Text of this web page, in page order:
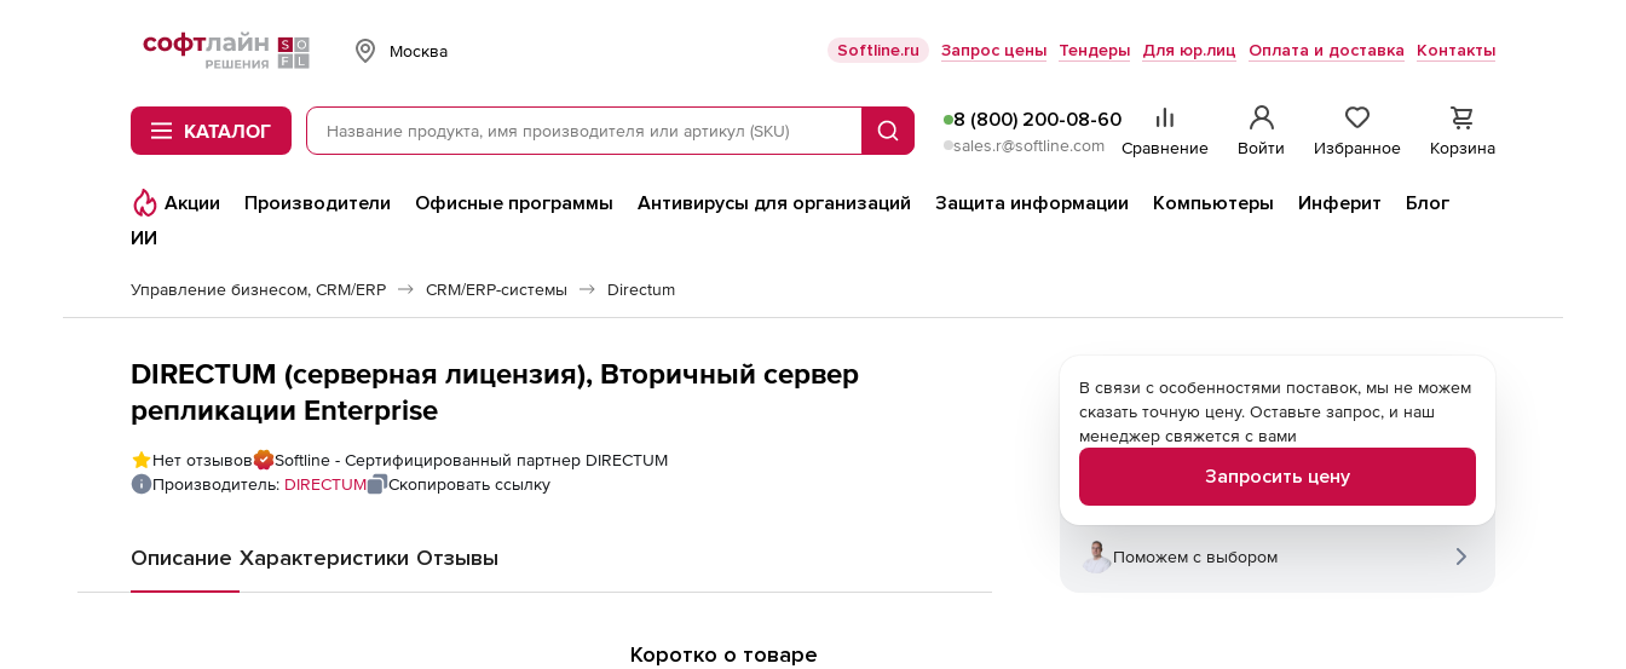
Softline
Москва Softline.ru Запрос цены Тендеры Для юр.лиц Оплата и доставка Контакты
КАТАЛОГ Поиск
8 (800) 200-08-60
sales.r@softline.com Сравнение Войти Избранное Корзина
Акции Производители Офисные программы Антивирусы для организаций Защита информации Компьютеры Инферит
Блог
ИИ
Управление бизнесом, CRM/ERP CRM/ERP-системы Directum
DIRECTUM (серверная лицензия), Вторичный сервер
репликации Enterprise
Нет отзывов
Softline - Сертифицированный партнер DIRECTUM
Производитель: DIRECTUM Скопировать ссылку
Описание Характеристики Отзывы
Коротко о товаре
В связи с особенностями поставок, мы не можем
сказать точную цену. Оставьте запрос, и наш
менеджер свяжется с вами
Запросить цену
Поможем с выбором